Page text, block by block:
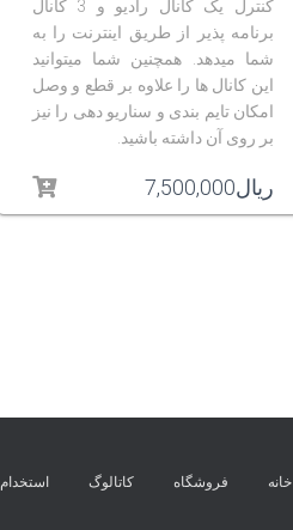
کنترل یک کانال رادیو و 3 کانال
برنامه پذیر از طریق اینترنت را به
شما میدهد. همچنین شما میتوانید
این کانال ها را علاوه بر قطع و وصل
امکان تایم بندی و سناریو دهی را نیز
بر روی آن داشته باشید.
ریال7,500,000
خانه فروشگاه کاتالوگ استخدام